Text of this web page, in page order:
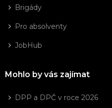
Brigády
Pro absolventy
JobHub
Mohlo by vás zajímat
DPP a DPČ v roce 2026